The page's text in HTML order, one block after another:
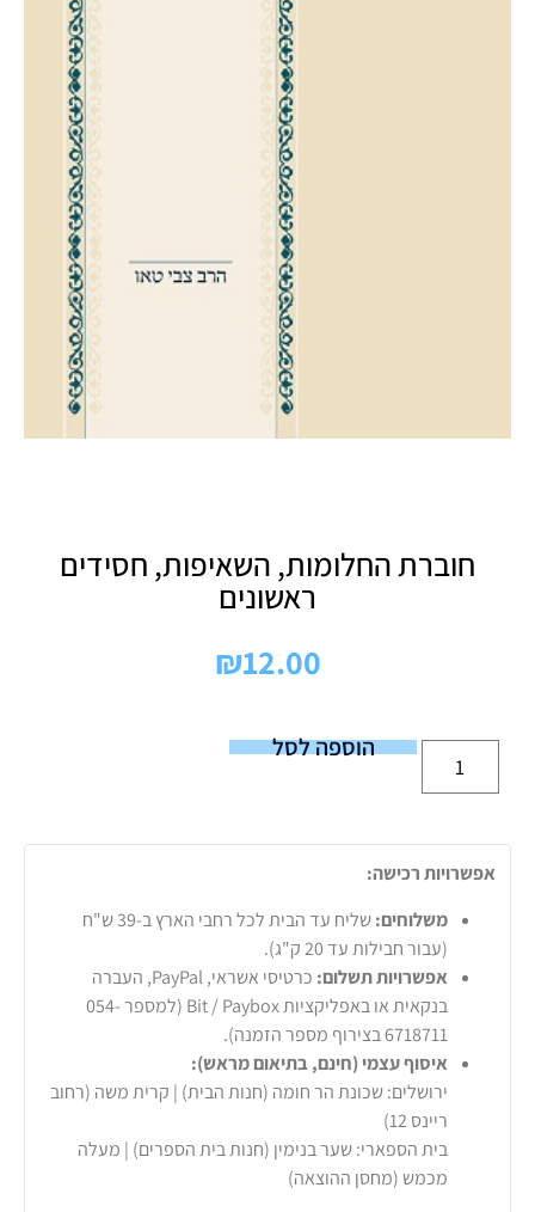
חוברת החלומות, השאיפות, חסידים
ראשונים
₪12.00
הוספה לסל
אפשרויות רכישה:
משלוחים:
שליח עד הבית לכל רחבי הארץ ב-39 ש"ח
(עבור חבילות עד 20 ק"ג).
אפשרויות תשלום:
כרטיסי אשראי, PayPal, העברה
בנקאית או באפליקציות Bit / Paybox (למספר 054-
6718711 בצירוף מספר הזמנה).
איסוף עצמי (חינם, בתיאום מראש):
ירושלים: שכונת הר חומה (חנות הבית) | קרית משה (רחוב
ריינס 12)
בית הספארי: שער בנימין (חנות בית הספרים) | מעלה
מכמש (מחסן ההוצאה)